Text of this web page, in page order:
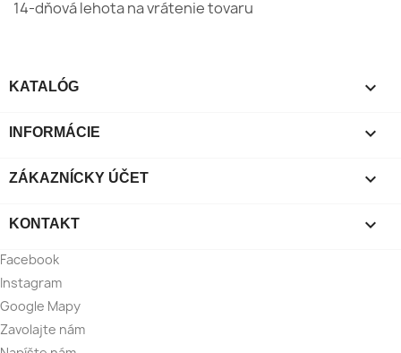
14-dňová lehota na vrátenie tovaru
KATALÓG 
INFORMÁCIE 
ZÁKAZNÍCKY ÚČET 
KONTAKT 
Facebook
Instagram
Google Mapy
Zavolajte nám